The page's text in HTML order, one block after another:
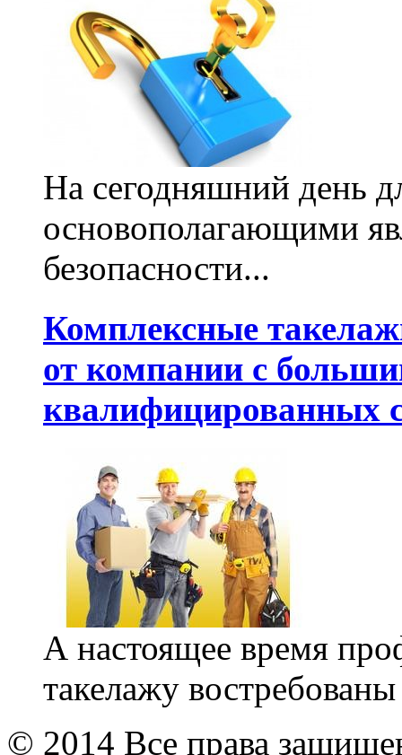
На сегодняшний день
основополагающими
безопасности...
Комплексные
от компании с
квалифицированных
А настоящее время
такелажу
© 2014 Все права